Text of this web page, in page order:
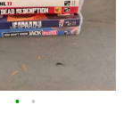
• •